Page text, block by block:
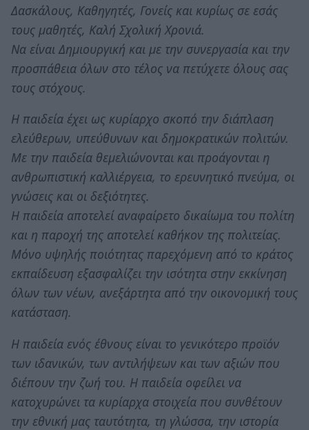
Δασκάλους, Καθηγητές, Γονείς και κυρίως σε εσάς
τους μαθητές, Καλή Σχολική Χρονιά.
Να είναι Δημιουργική και με την συνεργασία και την
προσπάθεια όλων στο τέλος να πετύχετε όλους σας
τους στόχους.
Η παιδεία έχει ως κυρίαρχο σκοπό την διάπλαση
ελεύθερων, υπεύθυνων και δημοκρατικών πολιτών.
Με την παιδεία θεμελιώνονται και προάγονται η
ανθρωπιστική καλλιέργεια, το ερευνητικό πνεύμα, οι
γνώσεις και οι δεξιότητες.
Η παιδεία αποτελεί αναφαίρετο δικαίωμα του πολίτη
και η παροχή της αποτελεί καθήκον της πολιτείας.
Μόνο υψηλής ποιότητας παρεχόμενη από το κράτος
εκπαίδευση εξασφαλίζει την ισότητα στην εκκίνηση
όλων των νέων, ανεξάρτητα από την οικονομική τους
κατάσταση.
Η παιδεία ενός έθνους είναι το γενικότερο προϊόν
των ιδανικών, των αντιλήψεων και των αξιών που
διέπουν την ζωή του. Η παιδεία οφείλει να
κατοχυρώνει τα κυρίαρχα στοιχεία που συνθέτουν
την εθνική μας ταυτότητα, τη γλώσσα, την ιστορία